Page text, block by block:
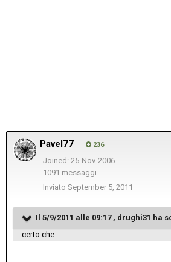
Pavel77 236
Joined: 25-Nov-2006
1091 messaggi
Inviato September 5, 2011
Il 5/9/2011 alle 09:17 , drughi31 ha
certo che